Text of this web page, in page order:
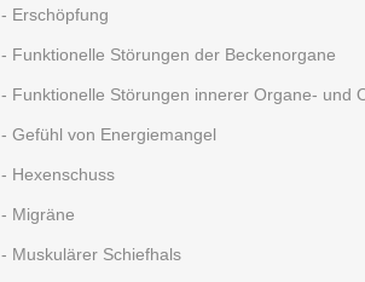
- Erschöpfung
- Funktionelle Störungen der Beckenorgane
- Funktionelle Störungen innerer Organe- und
- Gefühl von Energiemangel
- Hexenschuss
- Migräne
- Muskulärer Schiefhals